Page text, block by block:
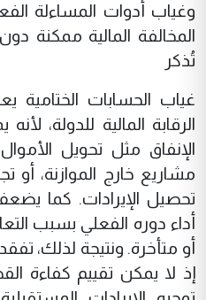
وغياب أدوات المساءلة
المخالفة المالية ممكنة
تُذكر
غياب الحسابات الختامية
الرقابة المالية للدولة،
الإنفاق مثل تحويل
مشاريع خارج الموازنة،
تحصيل الإيرادات. كما
أداء دوره الفعلي بسبب
أو متأخرة. ونتيجة لذلك، تفقد
إذ لا يمكن تقييم كفاءة